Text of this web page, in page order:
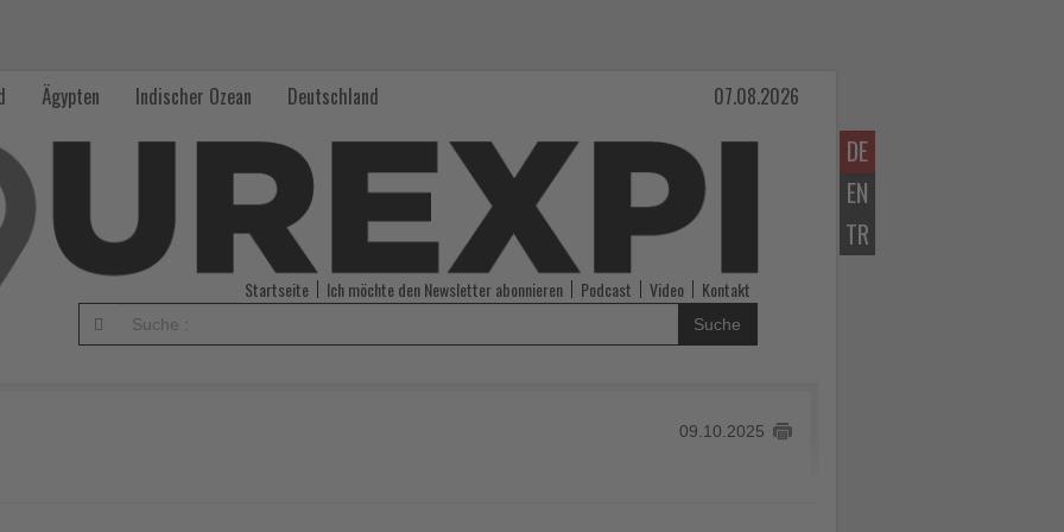
DE
EN
TR
Ägypten Indischer Ozean Deutschland 07.08.2026
Startseite Ich möchte den Newsletter abonnieren Podcast Video Kontakt
Suche
09.10.2025